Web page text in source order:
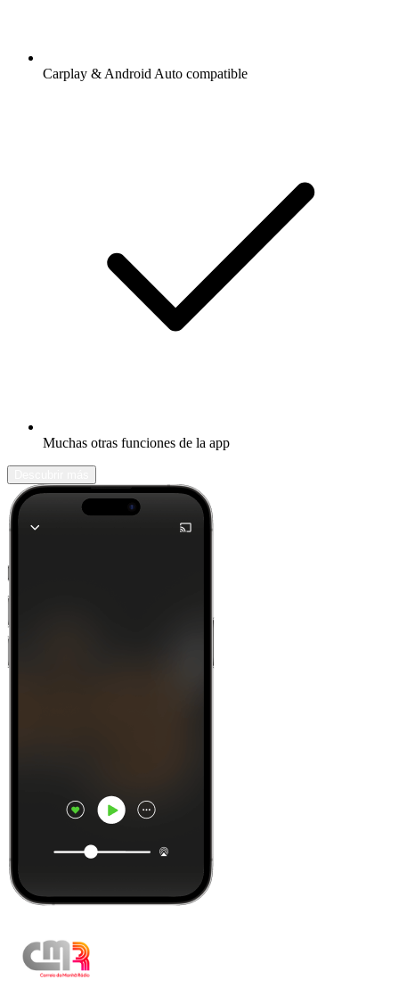
Carplay & Android Auto compatible
Muchas otras funciones de la app